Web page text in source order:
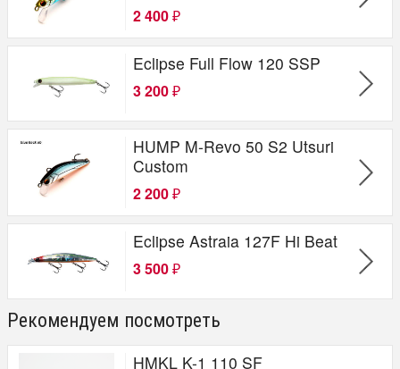
2 400 ₽
Eclipse Full Flow 120 SSP
3 200 ₽
HUMP M-Revo 50 S2 Utsuri
Custom
2 200 ₽
Eclipse Astraia 127F Hi Beat
3 500 ₽
Рекомендуем посмотреть
HMKL K-1 110 SF